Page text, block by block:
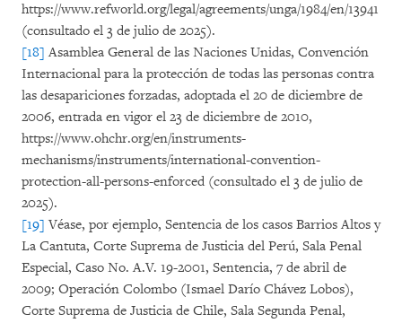
https://www.refworld.org/legal/agreements/unga/1984/en/13941
(consultado el 3 de julio de 2025).
[18] Asamblea General de las Naciones Unidas, Convención
Internacional para la protección de todas las personas contra
las desapariciones forzadas, adoptada el 20 de diciembre de
2006, entrada en vigor el 23 de diciembre de 2010,
https://www.ohchr.org/en/instruments-
mechanisms/instruments/international-convention-
protection-all-persons-enforced (consultado el 3 de julio de
2025).
[19] Véase, por ejemplo, Sentencia de los casos Barrios Altos y
La Cantuta, Corte Suprema de Justicia del Perú, Sala Penal
Especial, Caso No. A.V. 19-2001, Sentencia, 7 de abril de
2009; Operación Colombo (Ismael Darío Chávez Lobos),
Corte Suprema de Justicia de Chile, Sala Segunda Penal,